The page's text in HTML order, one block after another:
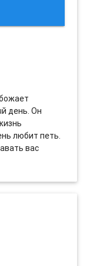
день. Он
любит петь.
вас